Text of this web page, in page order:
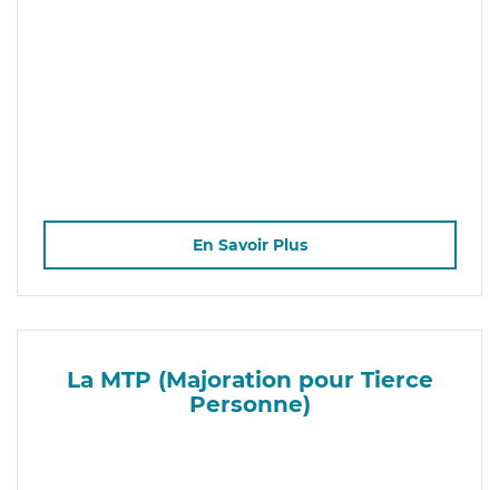
En Savoir Plus
La MTP (Majoration pour Tierce
Personne)